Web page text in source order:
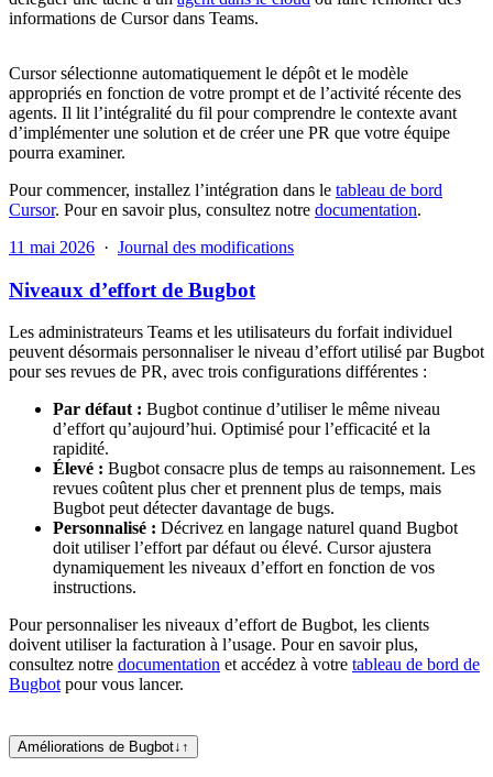
informations de Cursor dans Teams.
Cursor sélectionne automatiquement le dépôt et le modèle
appropriés en fonction de votre prompt et de l’activité récente des
agents. Il lit l’intégralité du fil pour comprendre le contexte avant
d’implémenter une solution et de créer une PR que votre équipe
pourra examiner.
Pour commencer, installez l’intégration dans le tableau de bord
Cursor. Pour en savoir plus, consultez notre documentation.
11 mai 2026 · Journal des modifications
Niveaux d’effort de Bugbot
Les administrateurs Teams et les utilisateurs du forfait individuel
peuvent désormais personnaliser le niveau d’effort utilisé par Bugbot
pour ses revues de PR, avec trois configurations différentes :
Par défaut : Bugbot continue d’utiliser le même niveau
d’effort qu’aujourd’hui. Optimisé pour l’efficacité et la
rapidité.
Élevé : Bugbot consacre plus de temps au raisonnement. Les
revues coûtent plus cher et prennent plus de temps, mais
Bugbot peut détecter davantage de bugs.
Personnalisé : Décrivez en langage naturel quand Bugbot
doit utiliser l’effort par défaut ou élevé. Cursor ajustera
dynamiquement les niveaux d’effort en fonction de vos
instructions.
Pour personnaliser les niveaux d’effort de Bugbot, les clients
doivent utiliser la facturation à l’usage. Pour en savoir plus,
consultez notre documentation et accédez à votre tableau de bord de
Bugbot pour vous lancer.
Améliorations de Bugbot↓ ↑